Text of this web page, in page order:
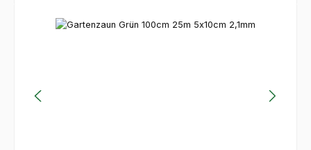
Bildergalerie überspringen